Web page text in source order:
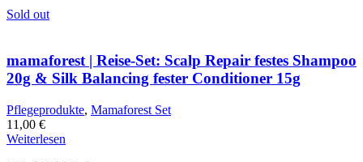
Sold out
mamaforest | Reise-Set: Scalp Repair festes Shampoo
20g & Silk Balancing fester Conditioner 15g
Pflegeprodukte, Mamaforest Set
11,00 €
Weiterlesen